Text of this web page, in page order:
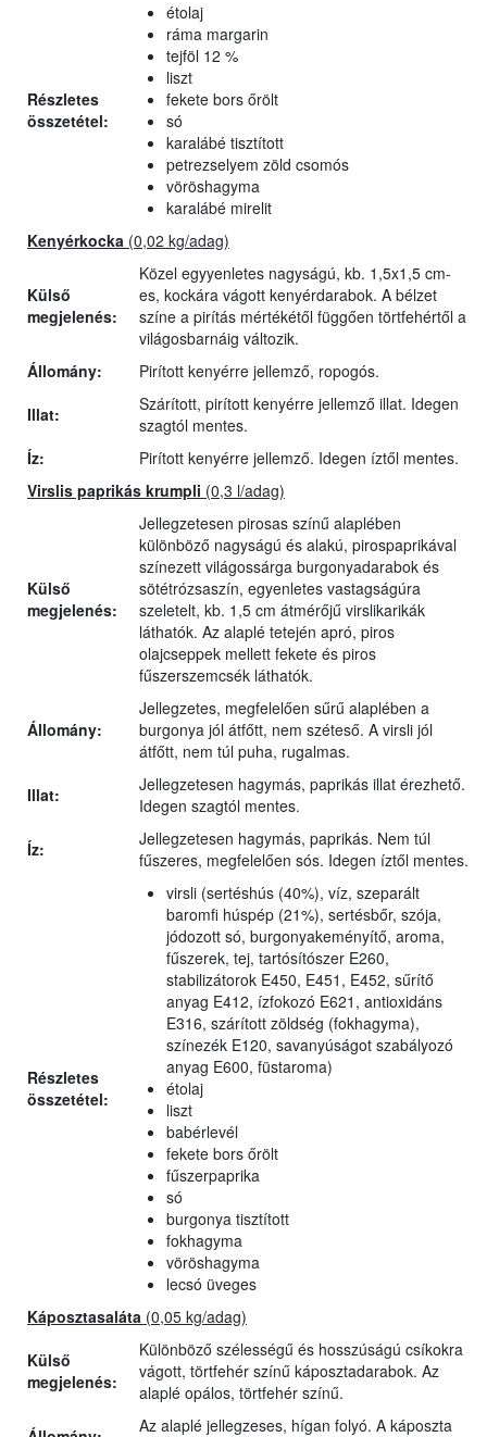
Részletes
összetétel:
étolaj
ráma margarin
tejföl 12 %
liszt
fekete bors őrölt
só
karalábé tisztított
petrezselyem zöld csomós
vöröshagyma
karalábé mirelit
Kenyérkocka (0,02 kg/adag)
Külső
megjelenés:
Közel egyyenletes nagyságú, kb. 1,5x1,5 cm-
es, kockára vágott kenyérdarabok. A bélzet
színe a pirítás mértékétől függően törtfehértől a
világosbarnáig változik.
Állomány:
Pirított kenyérre jellemző, ropogós.
Illat:
Szárított, pirított kenyérre jellemző illat. Idegen
szagtól mentes.
Íz:
Pirított kenyérre jellemző. Idegen íztől mentes.
Virslis paprikás krumpli (0,3 l/adag)
Külső
megjelenés:
Jellegzetesen pirosas színű alaplében
különböző nagyságú és alakú, pirospaprikával
színezett világossárga burgonyadarabok és
sötétrózsaszín, egyenletes vastagságúra
szeletelt, kb. 1,5 cm átmérőjű virslikarikák
láthatók. Az alaplé tetején apró, piros
olajcseppek mellett fekete és piros
fűszerszemcsék láthatók.
Állomány:
Jellegzetes, megfelelően sűrű alaplében a
burgonya jól átfőtt, nem széteső. A virsli jól
átfőtt, nem túl puha, rugalmas.
Illat:
Jellegzetesen hagymás, paprikás illat érezhető.
Idegen szagtól mentes.
Íz:
Jellegzetesen hagymás, paprikás. Nem túl
fűszeres, megfelelően sós. Idegen íztől mentes.
Részletes
összetétel:
virsli (sertéshús (40%), víz, szeparált
baromfi húspép (21%), sertésbőr, szója,
jódozott só, burgonyakeményítő, aroma,
fűszerek, tej, tartósítószer E260,
stabilizátorok E450, E451, E452, sűrítő
anyag E412, ízfokozó E621, antioxidáns
E316, szárított zöldség (fokhagyma),
színezék E120, savanyúságot szabályozó
anyag E600, füstaroma)
étolaj
liszt
babérlevél
fekete bors őrölt
fűszerpaprika
só
burgonya tisztított
fokhagyma
vöröshagyma
lecsó üveges
Káposztasaláta (0,05 kg/adag)
Külső
megjelenés:
Különböző szélességű és hosszúságú csíkokra
vágott, törtfehér színű káposztadarabok. Az
alaplé opálos, törtfehér színű.
Az alaplé jellegzeses, hígan folyó. A káposzta